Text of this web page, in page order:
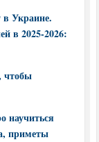
в Украине.
в 2025-2026:
чтобы
научиться
приметы